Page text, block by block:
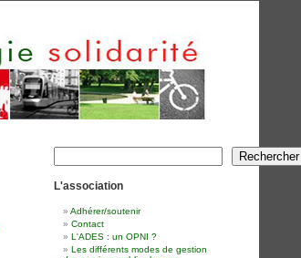
Rechercher Rechercher
L'association
Adhérer/soutenir
Contact
L'ADES : un OPNI ?
Les différents modes de gestion